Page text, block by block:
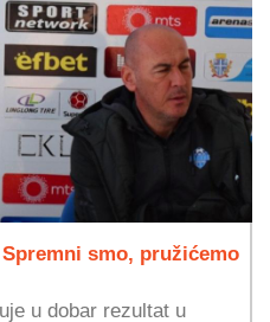
smo, pružićemo
u dobar rezultat u